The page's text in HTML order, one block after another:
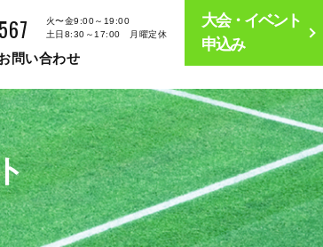
大会・イベント
申込み
火〜金9:00～19:00
土日8:30～17:00 月曜定休
問い合わせ